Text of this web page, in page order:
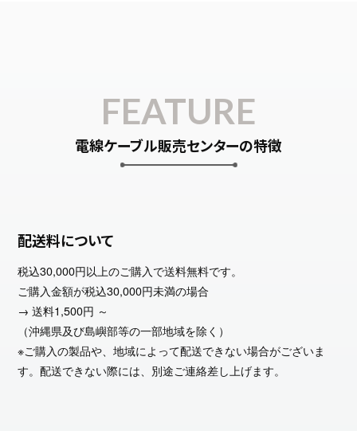
FEATURE
電線ケーブル販売センターの特徴
配送料について
税込30,000円以上のご購入で送料無料です。
ご購入金額が税込30,000円未満の場合
→ 送料1,500円 ～
（沖縄県及び島嶼部等の一部地域を除く）
※ご購入の製品や、地域によって配送できない場合がございま
す。配送できない際には、別途ご連絡差し上げます。